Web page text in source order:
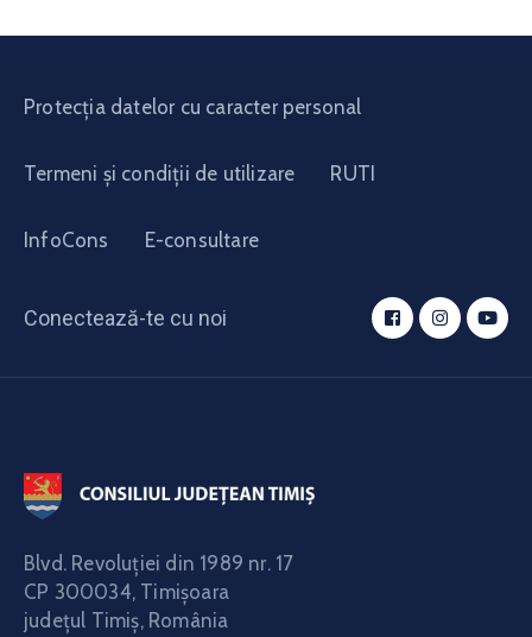
Protecția datelor cu caracter personal
Termeni și condiții de utilizare RUTI
InfoCons E-consultare
Conectează-te cu noi
Blvd. Revoluţiei din 1989 nr. 17
CP 300034, Timişoara
judeţul Timiş, România